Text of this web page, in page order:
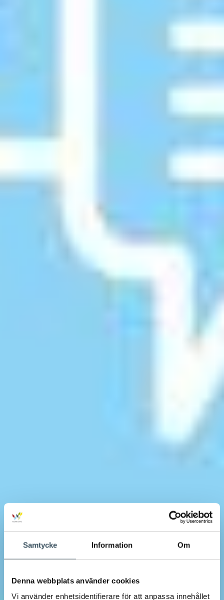
Samtycke Information Om
Denna webbplats använder cookies
Vi använder enhetsidentifierare för att anpassa innehållet